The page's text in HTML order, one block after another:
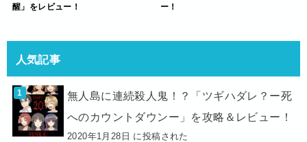
醒」をレビュー！
ー！
人気記事
無人島に連続殺人鬼！？「ツギハダレ？ー死
へのカウントダウンー」を攻略＆レビュー！
2020年1月28日 に投稿された